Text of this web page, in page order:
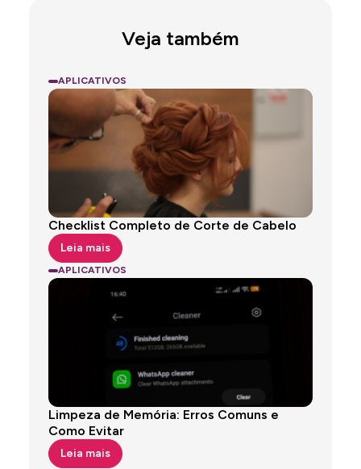
ANÚNCIOS
Veja também
APLICATIVOS
Checklist Completo de Corte de Cabelo
Leia mais
APLICATIVOS
Limpeza de Memória: Erros Comuns e
Como Evitar
Leia mais